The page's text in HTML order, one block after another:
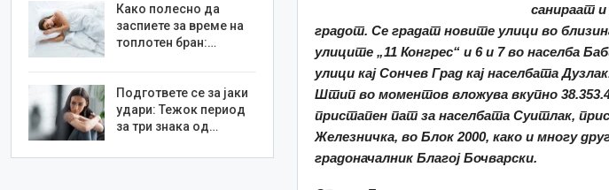
санираат
градот. Се градат новите улици во
улиците „11 Конгрес“ и 6 и 7 во населба
улици кај Сончев Град кај населбата
Штип во моментов вложува вкупно
пристапен пат за населбата Суитлак,
Железничка, во Блок 2000, како и многу
градоначалник Благој Бочварски.
Како полесно да
заспиете за време на
топлотен бран:…
Подгответе се за јаки
удари: Тежок период
за три знака од…